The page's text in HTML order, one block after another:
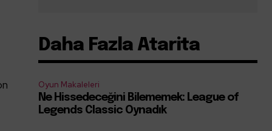
Daha Fazla Atarita
Oyun Makaleleri
Ne Hissedeceğini Bilememek: League of
Legends Classic Oynadık